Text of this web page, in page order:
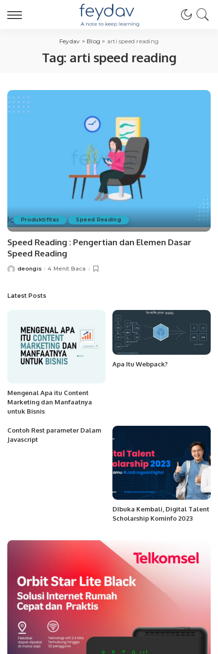
Feydav > Blog > arti speed reading
Tag: arti speed reading
Produktifitas Speed Reading
Speed Reading : Pengertian dan Elemen Dasar
Speed Reading
Posteddeongis 4 Menit Baca
Latest Posts
Mengenal Apa itu Content
Marketing dan Manfaatnya
untuk Bisnis
Apa Itu Webpack?
Contoh Rest parameter Dalam
Javascript
DIbuka Kembali, Digital Talent
Scholarship Kominfo 2023